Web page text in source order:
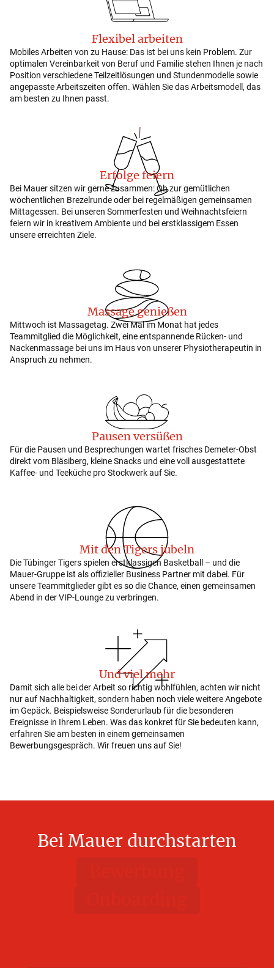
Flexibel arbeiten
Mobiles Arbeiten von zu Hause: Das ist bei uns kein Problem. Zur
optimalen Vereinbarkeit von Beruf und Familie stehen Ihnen je nach
Position verschiedene Teilzeitlösungen und Stundenmodelle sowie
angepasste Arbeitszeiten offen. Wählen Sie das Arbeitsmodell, das
am besten zu Ihnen passt.
Erfolge feiern
Bei Mauer sitzen wir gerne zusammen: Ob zur gemütlichen
wöchentlichen Brezelrunde oder bei regelmäßigen gemeinsamen
Mittagessen. Bei unseren Sommerfesten und Weihnachtsfeiern
feiern wir in kreativem Ambiente und bei erstklassigem Essen
unsere erreichten Ziele.
Massage genießen
Mittwoch ist Massagetag. Zwei Mal im Monat hat jedes
Teammitglied die Möglichkeit, eine entspannende Rücken- und
Nackenmassage bei uns im Haus von unserer Physiotherapeutin in
Anspruch zu nehmen.
Pausen versüßen
Für die Pausen und Besprechungen wartet frisches Demeter-Obst
direkt vom Bläsiberg, kleine Snacks und eine voll ausgestattete
Kaffee- und Teeküche pro Stockwerk auf Sie.
Mit den Tigers jubeln
Die Tübinger Tigers spielen erstklassigen Basketball – und die
Mauer-Gruppe ist als offizieller Business Partner mit dabei. Für
unsere Teammitglieder gibt es so die Chance, einen gemeinsamen
Abend in der VIP-Lounge zu verbringen.
Und viel mehr
Damit sich alle bei der Arbeit so richtig wohlfühlen, achten wir nicht
nur auf Nachhaltigkeit, sondern haben noch viele weitere Angebote
im Gepäck. Beispielsweise Sonderurlaub für die besonderen
Ereignisse in Ihrem Leben. Was das konkret für Sie bedeuten kann,
erfahren Sie am besten in einem gemeinsamen
Bewerbungsgespräch. Wir freuen uns auf Sie!
Bei Mauer durchstarten